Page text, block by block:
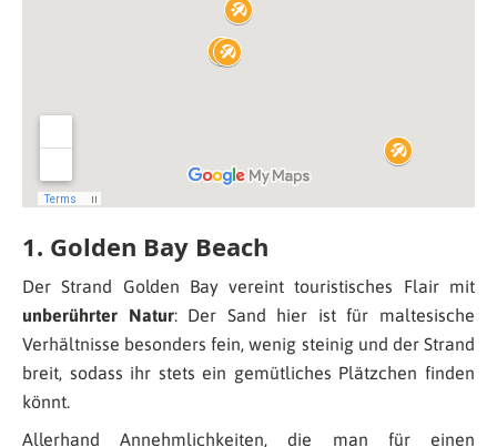
1. Golden Bay Beach
Der Strand Golden Bay vereint touristisches Flair mit
unberührter Natur: Der Sand hier ist für maltesische
Verhältnisse besonders fein, wenig steinig und der Strand
breit, sodass ihr stets ein gemütliches Plätzchen finden
könnt.
Allerhand Annehmlichkeiten, die man für einen